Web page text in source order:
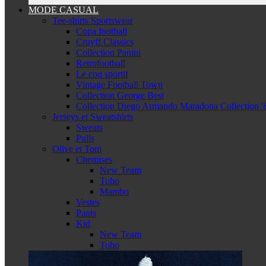
MODE CASUAL
Tee-shirts Sportswear
Copa football
Cruyff Classics
Collection Panini
Retrofootball
Le coq sportif
Vintage Football Town
Collection George Best
Collection Diego Armando Maradona Collection
Jerseys et Sweatshirts
Sweats
Pulls
Olive et Tom
Chemises
New Team
Toho
Mambo
Vestes
Pants
Kid
New Team
Toho